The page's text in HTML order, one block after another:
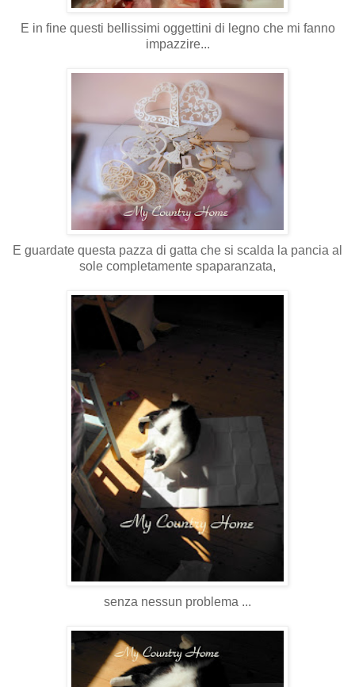
E in fine questi bellissimi oggettini di legno che mi fanno
impazzire...
E guardate questa pazza di gatta che si scalda la pancia al
sole completamente spaparanzata,
senza nessun problema ...